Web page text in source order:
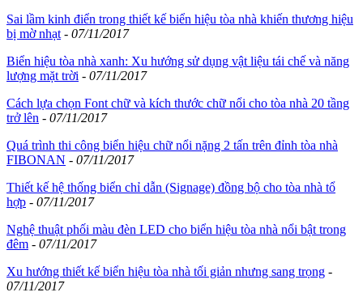
Sai lầm kinh điển trong thiết kế biển hiệu tòa nhà khiến thương hiệu
bị mờ nhạt - 07/11/2017
Biển hiệu tòa nhà xanh: Xu hướng sử dụng vật liệu tái chế và năng
lượng mặt trời - 07/11/2017
Cách lựa chọn Font chữ và kích thước chữ nổi cho tòa nhà 20 tầng
trở lên - 07/11/2017
Quá trình thi công biển hiệu chữ nổi nặng 2 tấn trên đỉnh tòa nhà
FIBONAN - 07/11/2017
Thiết kế hệ thống biển chỉ dẫn (Signage) đồng bộ cho tòa nhà tổ
hợp - 07/11/2017
Nghệ thuật phối màu đèn LED cho biển hiệu tòa nhà nổi bật trong
đêm - 07/11/2017
Xu hướng thiết kế biển hiệu tòa nhà tối giản nhưng sang trọng -
07/11/2017